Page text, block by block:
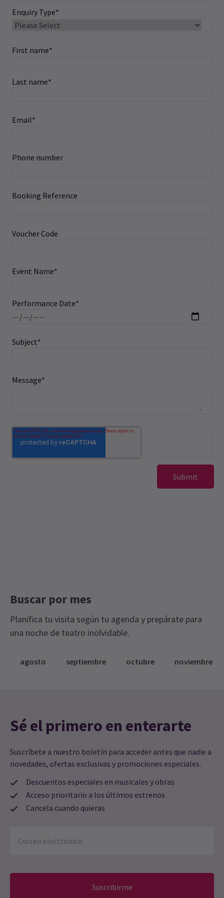
Enquiry Type*
First name*
Last name*
Email*
Phone number
Booking Reference
Voucher Code
Event Name*
Performance Date*
Subject*
Message*
Buscar por mes
Planifica tu visita según tu agenda y prepárate para
una noche de teatro inolvidable.
agosto septiembre octubre noviembre
Sé el primero en enterarte
Suscríbete a nuestro boletín para acceder antes que nadie a
novedades, ofertas exclusivas y promociones especiales.
Descuentos especiales en musicales y obras
Acceso prioritario a los últimos estrenos
Cancela cuando quieras
Suscribirme